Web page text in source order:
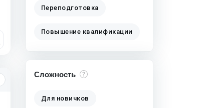
Переподготовка
Повышение квалификации
Сложность
Для новичков